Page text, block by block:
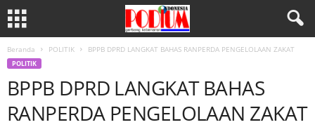
Beranda POLITIK BPPB DPRD LANGKAT BAHAS RANPERDA PENGELOLAAN ZAKAT
POLITIK
BPPB DPRD LANGKAT BAHAS
RANPERDA PENGELOLAAN ZAKAT